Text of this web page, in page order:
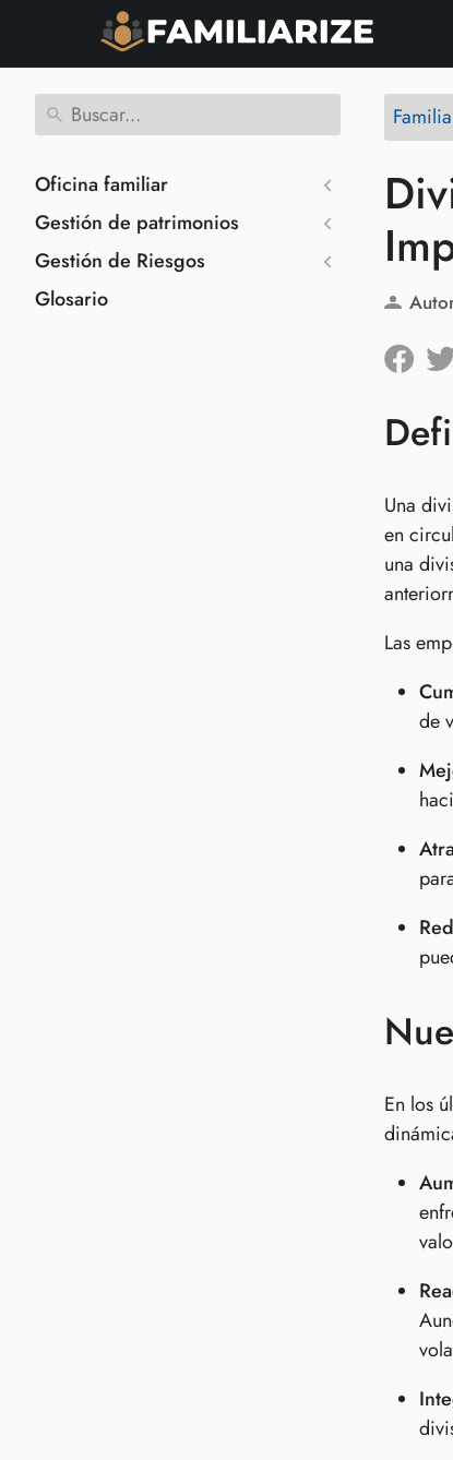
Oficina familiar
Gestión de patrimonios
Gestión de Riesgos
Glosario
Una
en
una
Las
de
En los